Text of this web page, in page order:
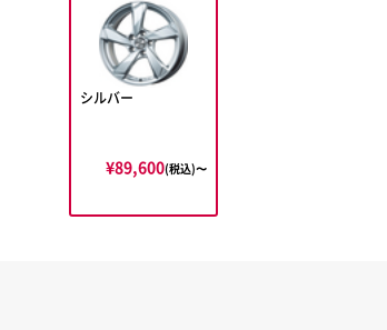
シルバー
¥89,600(税込)〜